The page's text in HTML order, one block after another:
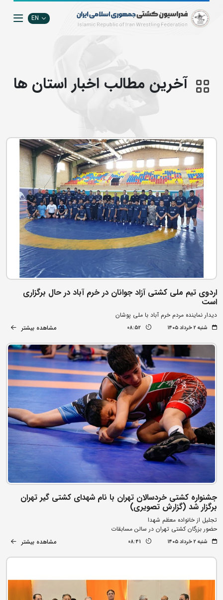
EN
آخرین مطالب اخبار استان ها
اردوی تیم ملی کشتی آزاد جوانان در خرم آباد در حال برگزاری
است
دیدار نماینده مردم خرم آباد با ملی پوشان
شنبه ۲ خرداد ۱۴۰۵ 08:52 مشاهده بیشتر
جشنواره کشتی خردسالان تهران با نام شهدای کشتی گیر تهران
برگزار شد (گزارش تصویری)
تجلیل از خانواده معظم شهدا
حضور بزرگان کشتی تهران در سالن مسابقات
شنبه ۲ خرداد ۱۴۰۵ 08:41 مشاهده بیشتر